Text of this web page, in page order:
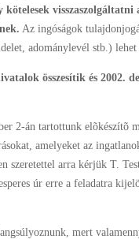
kötelesek
Az ingóságok
adománylevél stb.)
összesítik és 2002.
2-án tartottunk elõkészítõ
amelyeket az
szeretettel arra kérjük T.
úr erre a feladatra
mert